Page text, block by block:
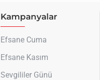
Kampanyalar
Efsane Cuma
Efsane Kasım
Sevgililer Günü